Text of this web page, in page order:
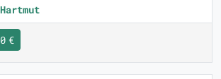
Hartmut
€